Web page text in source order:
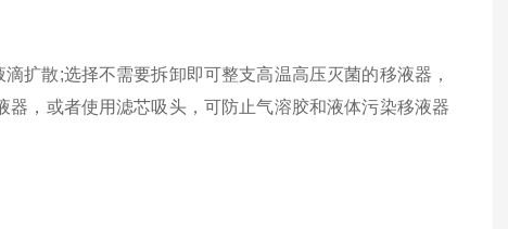
扩散;选择不需要拆卸即可整支高温高压灭菌的移液器，
，或者使用滤芯吸头，可防止气溶胶和液体污染移液器